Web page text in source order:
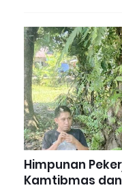
Himpunan
Kamtibmas